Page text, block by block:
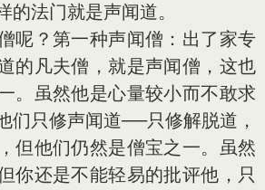
的法门就是声闻道。
？第一种声闻僧：出了家专
的凡夫僧，就是声闻僧，这也
。虽然他是心量较小而不敢求
们只修声闻道──只修解脱道，
但他们仍然是僧宝之一。虽然
你还是不能轻易的批评他，只